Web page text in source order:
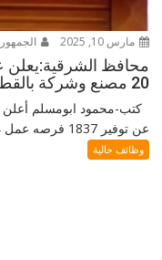
مارس 10, 2025
20 مصنع وشركة بالقطاع الخاص
كتب-محمود ابومسلم
عن توفير 1837 فرصه عمل داخل 20...
وظائف خالية